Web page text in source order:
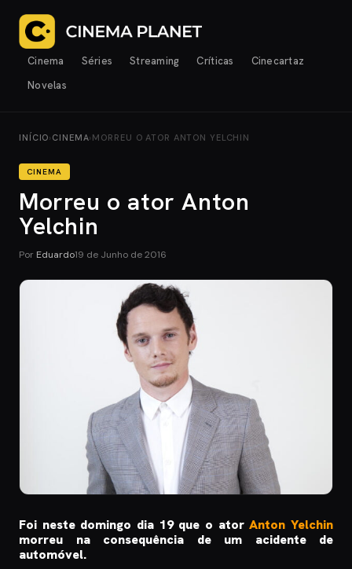
Cinema Séries Streaming Críticas
Cinecartaz
Novelas
INÍCIO› CINEMA› MORREU O ATOR ANTON YELCHIN
CINEMA
Morreu o ator Anton
Yelchin
Por Eduardo19 de Junho de 2016
Foi neste domingo dia 19 que o atorAnton Yelchin
morreu na consequência de um acidente de
automóvel.